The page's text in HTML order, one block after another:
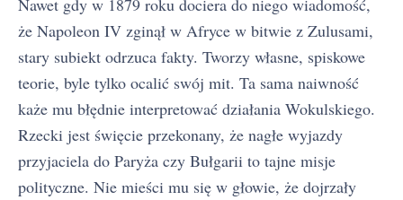
że Napoleon IV zginął w Afryce w bitwie z Zulusami,
stary subiekt odrzuca fakty. Tworzy własne, spiskowe
teorie, byle tylko ocalić swój mit. Ta sama naiwność
każe mu błędnie interpretować działania Wokulskiego.
Rzecki jest święcie przekonany, że nagłe wyjazdy
przyjaciela do Paryża czy Bułgarii to tajne misje
polityczne. Nie mieści mu się w głowie, że dojrzały